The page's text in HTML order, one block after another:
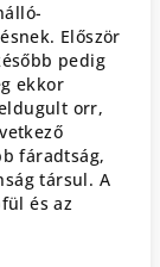
Először
pedig
ekkor
orr,
fáradtság,
társul. A
és az